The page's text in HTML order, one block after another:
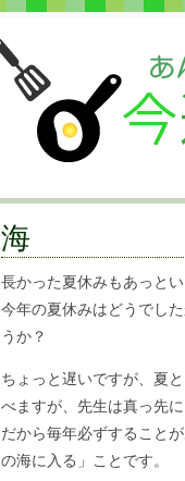
海
長かった夏休みもあっと
今年の夏休みはどうでし
うか？
ちょっと遅いですが、夏
べますが、先生は真っ先
だから毎年必ずすること
の海に入る」ことです。